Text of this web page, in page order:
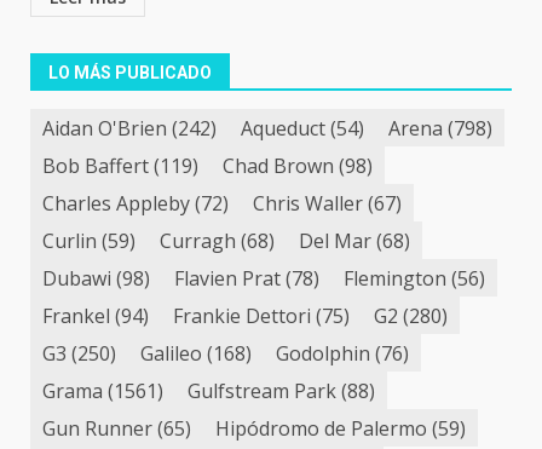
LO MÁS PUBLICADO
Aidan O'Brien (242) Aqueduct(54) Arena (798)
Bob Baffert(119) Chad Brown (98)
Charles Appleby(72) Chris Waller(67)
Curlin (59) Curragh (68) Del Mar(68)
Dubawi (98) Flavien Prat(78) Flemington (56)
Frankel (94) Frankie Dettori (75) G2 (280)
G3 (250) Galileo (168) Godolphin (76)
Grama (1561) Gulfstream Park(88)
Gun Runner(65) Hipódromo de Palermo (59)